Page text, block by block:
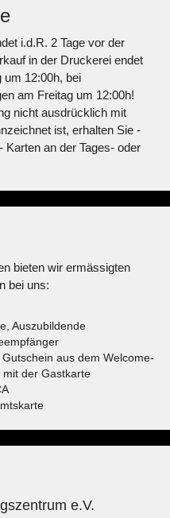
i.d.R. 2 Tage vor der
in der Druckerei endet
um 12:00h, bei
am Freitag um 12:00h!
nicht ausdrücklich mit
ist, erhalten Sie -
Karten an der Tages- oder
bieten wir ermässigten
bei uns:
Auszubildende
aus dem Welcome-
mit der Gastkarte
e.V.